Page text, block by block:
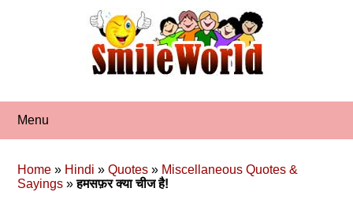
Menu
Home » Hindi »Quotes » Miscellaneous Quotes &
Sayings »हमसफ़र क्‍या चीज है!